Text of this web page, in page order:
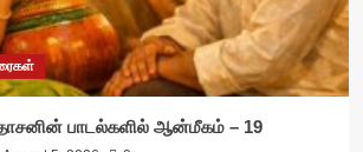
பாடல்களில் ஆன்மீகம் – 19